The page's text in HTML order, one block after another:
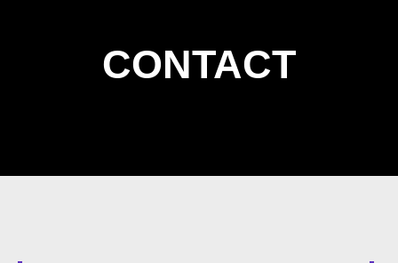
CONTACT